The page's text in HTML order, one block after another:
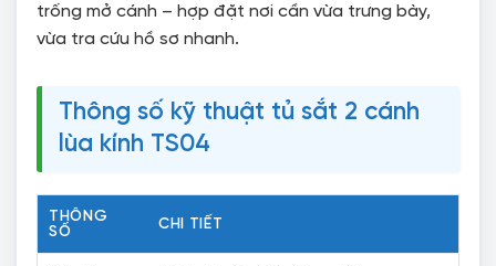
trống mở cánh – hợp đặt nơi cần vừa trưng bày,
vừa tra cứu hồ sơ nhanh.
Thông số kỹ thuật tủ sắt 2 cánh
lùa kính TS04
THÔNG
SỐ
CHI TIẾT